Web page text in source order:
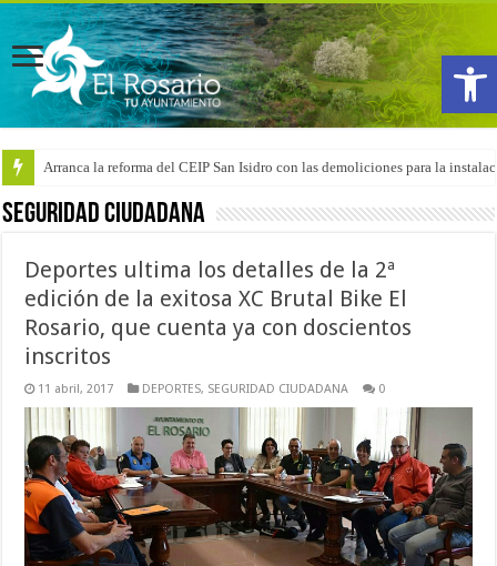
Arranca la reforma del CEIP San Isidro con las demoliciones para la
SEGURIDAD CIUDADANA
Deportes ultima los detalles de la 2ª
edición de la exitosa XC Brutal Bike El
Rosario, que cuenta ya con doscientos
inscritos
11 abril, 2017 DEPORTES, SEGURIDAD CIUDADANA 0